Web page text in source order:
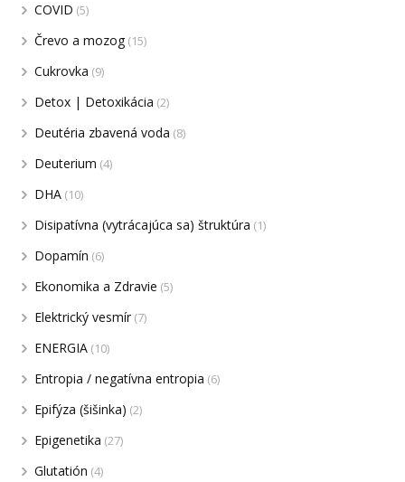
COVID (5)
Črevo a mozog (15)
Cukrovka (9)
Detox | Detoxikácia (2)
Deutéria zbavená voda (8)
Deuterium (4)
DHA (10)
Disipatívna (vytrácajúca sa) štruktúra (1)
Dopamín (6)
Ekonomika a Zdravie (5)
Elektrický vesmír (7)
ENERGIA (10)
Entropia / negatívna entropia (6)
Epifýza (šišinka) (2)
Epigenetika (27)
Glutatión (4)